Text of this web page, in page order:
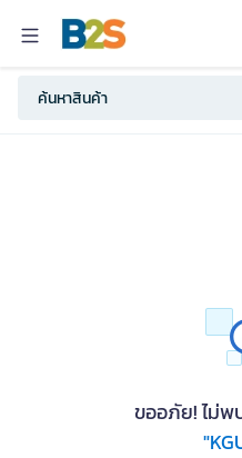
ขออภัย! ไม่